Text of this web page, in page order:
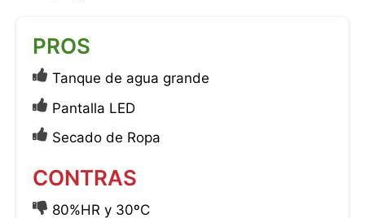
PROS
Tanque de agua grande
Pantalla LED
Secado de Ropa
CONTRAS
80%HR y 30ºC